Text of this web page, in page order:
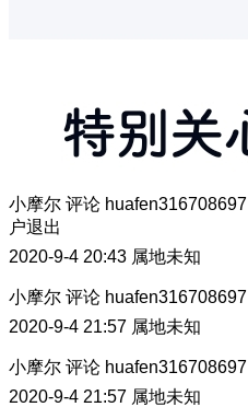
小摩尔 评论 huafen316708697
户退出
2020-9-4 20:43 属地未知
小摩尔 评论 huafen316708697
2020-9-4 21:57 属地未知
小摩尔 评论 huafen316708697
2020-9-4 21:57 属地未知